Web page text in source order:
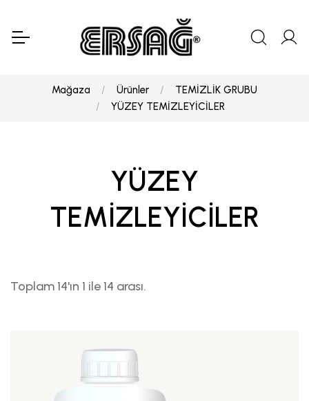
Mağaza Ürünler
TEMİZLİK GRUBU
YÜZEY TEMİZLEYİCİLER
YÜZEY
TEMİZLEYİCİLER
Toplam 14'ın 1 ile 14 arası.